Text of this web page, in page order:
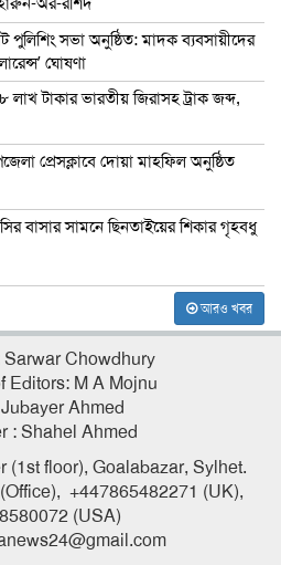
পুলিশিং সভা অনুষ্ঠিত: মাদক ব্যবসায়ীদের
ঘোষণা
লাখ টাকার ভারতীয় জিরাসহ ট্রাক জব্দ,
প্রেসক্লাবে দোয়া মাহফিল অনুষ্ঠিত
বাসার সামনে ছিনতাইয়ের শিকার গৃহবধু
আরও খবর
Chowdhury
Editors: M A Mojnu
Ahmed
: Shahel Ahmed
(1st floor), Goalabazar, Sylhet.
+447865482271 (UK),
(USA)